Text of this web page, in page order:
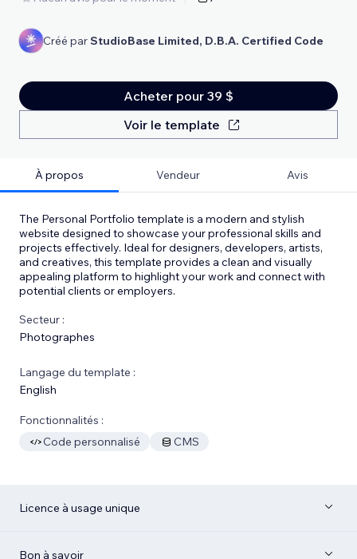
Créé parStudioBase Limited, D.B.A. Certified Code
Acheter pour 39 $
Voir le template
À propos Vendeur Avis
The Personal Portfolio template is a modern and stylish
website designed to showcase your professional skills and
projects effectively. Ideal for designers, developers, artists,
and creatives, this template provides a clean and visually
appealing platform to highlight your work and connect with
potential clients or employers.
Secteur :
Photographes
Langage du template :
English
Fonctionnalités :
Code personnalisé
CMS
Licence à usage unique
Bon à savoir